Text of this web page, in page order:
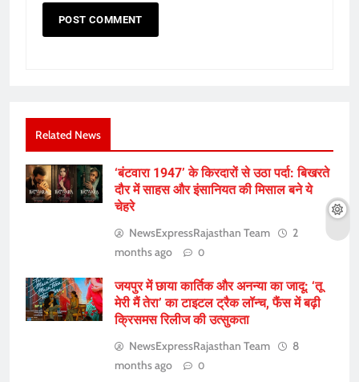
Related News
‘बंटवारा 1947’ के किरदारों से उठा पर्दा: बिखरते
दौर में साहस और इंसानियत की मिसाल बने ये
चेहरे
NewsExpressRajasthan Team
2
months ago
0
जयपुर में छाया कार्तिक और अनन्या का जादू: ‘तू
मेरी मैं तेरा’ का टाइटल ट्रैक लॉन्च, फैंस में बढ़ी
क्रिसमस रिलीज की उत्सुकता
NewsExpressRajasthan Team
8
months ago
0